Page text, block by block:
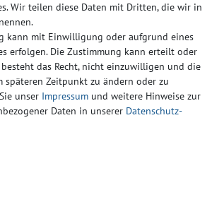
Wir teilen diese Daten mit Dritten, die wir in
kann mit Einwilligung oder aufgrund eines
erfolgen. Die Zustimmung kann erteilt oder
das Recht, nicht einzuwilligen und die
späteren Zeitpunkt zu ändern oder zu
unser Impressum und weitere Hinweise zur
Daten in unserer Daten­schutz­
Widerrufs­formular Impressum
AGB Kontakt